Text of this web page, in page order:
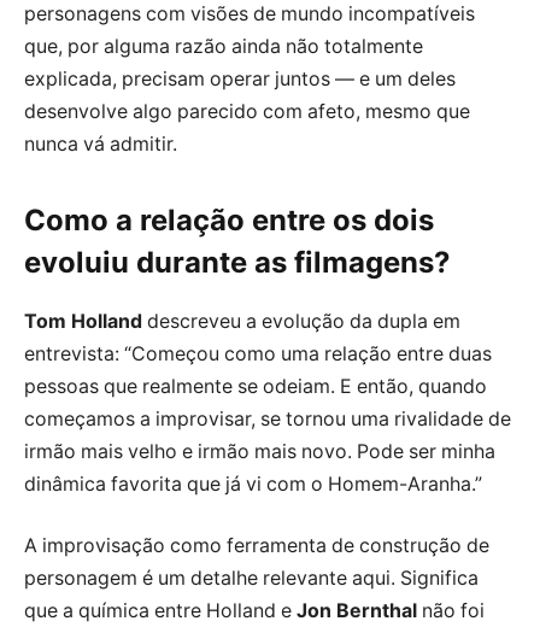
personagens com visões de mundo incompatíveis
que, por alguma razão ainda não totalmente
explicada, precisam operar juntos — e um deles
desenvolve algo parecido com afeto, mesmo que
nunca vá admitir.
Como a relação entre os dois
evoluiu durante as filmagens?
Tom Holland descreveu a evolução da dupla em
entrevista: “Começou como uma relação entre duas
pessoas que realmente se odeiam. E então, quando
começamos a improvisar, se tornou uma rivalidade de
irmão mais velho e irmão mais novo. Pode ser minha
dinâmica favorita que já vi com o Homem-Aranha.”
A improvisação como ferramenta de construção de
personagem é um detalhe relevante aqui. Significa
que a química entre Holland e Jon Bernthal não foi